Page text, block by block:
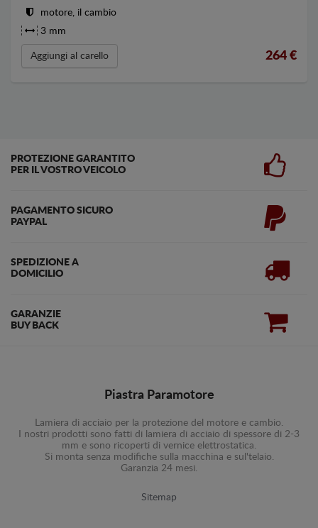
motore, il cambio
3 mm
Aggiungi al carello 264 €
PROTEZIONE GARANTITO
PER IL VOSTRO VEICOLO
PAGAMENTO SICURO
PAYPAL
SPEDIZIONE A
DOMICILIO
GARANZIE
BUY BACK
Piastra Paramotore
Lamiera di acciaio per la protezione del motore e cambio.
I nostri prodotti sono fatti di lamiera di acciaio di spessore di 2-3
mm e sono ricoperti di vernice elettrostatica.
Si monta senza modifiche sulla macchina e sul'telaio.
Garanzia 24 mesi.
Sitemap